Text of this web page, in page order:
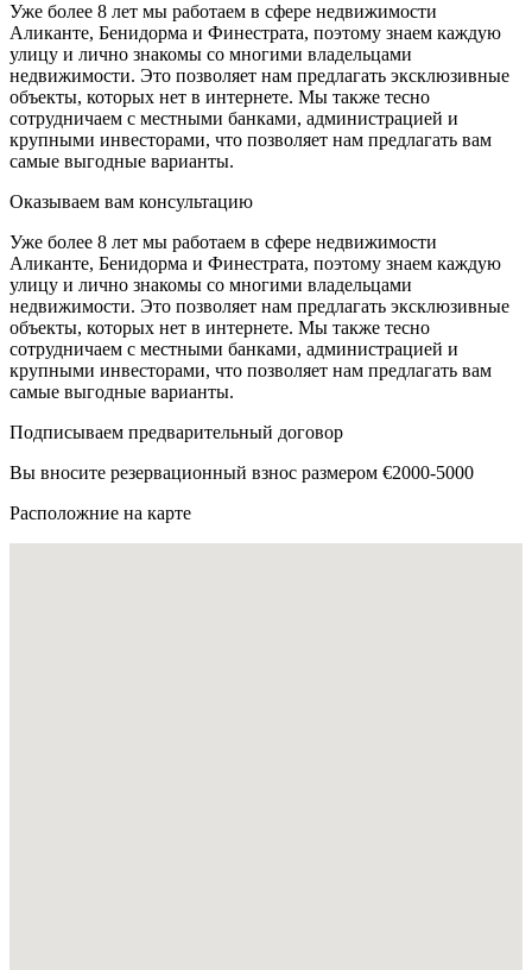
Уже более 8 лет мы работаем в сфере недвижимости
Аликанте, Бенидорма и Финестрата, поэтому знаем каждую
улицу и лично знакомы со многими владельцами
недвижимости. Это позволяет нам предлагать эксклюзивные
объекты, которых нет в интернете. Мы также тесно
сотрудничаем с местными банками, администрацией и
крупными инвесторами, что позволяет нам предлагать вам
самые выгодные варианты.
Оказываем вам консультацию
Уже более 8 лет мы работаем в сфере недвижимости
Аликанте, Бенидорма и Финестрата, поэтому знаем каждую
улицу и лично знакомы со многими владельцами
недвижимости. Это позволяет нам предлагать эксклюзивные
объекты, которых нет в интернете. Мы также тесно
сотрудничаем с местными банками, администрацией и
крупными инвесторами, что позволяет нам предлагать вам
самые выгодные варианты.
Подписываем предварительный договор
Вы вносите резервационный взнос размером €2000-5000
Расположние на карте